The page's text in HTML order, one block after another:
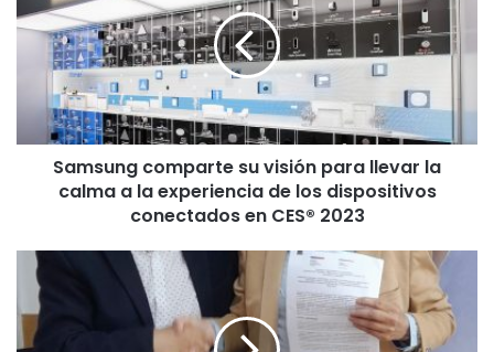
s
o
Samsung comparte su visión para llevar la
calma a la experiencia de los dispositivos
conectados en CES® 2023
v